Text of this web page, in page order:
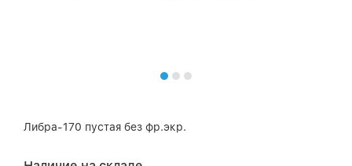
Либра-170 пустая без фр.экр.